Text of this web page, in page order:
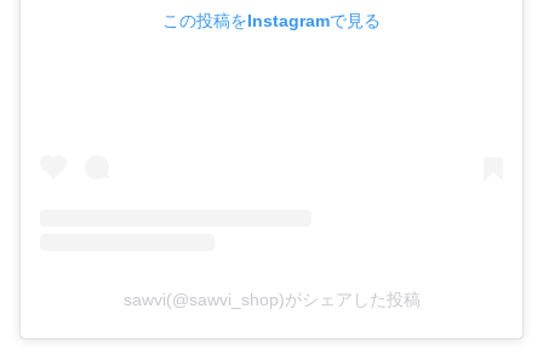
この投稿をInstagramで見る
sawvi(@sawvi_shop)がシェアした投稿